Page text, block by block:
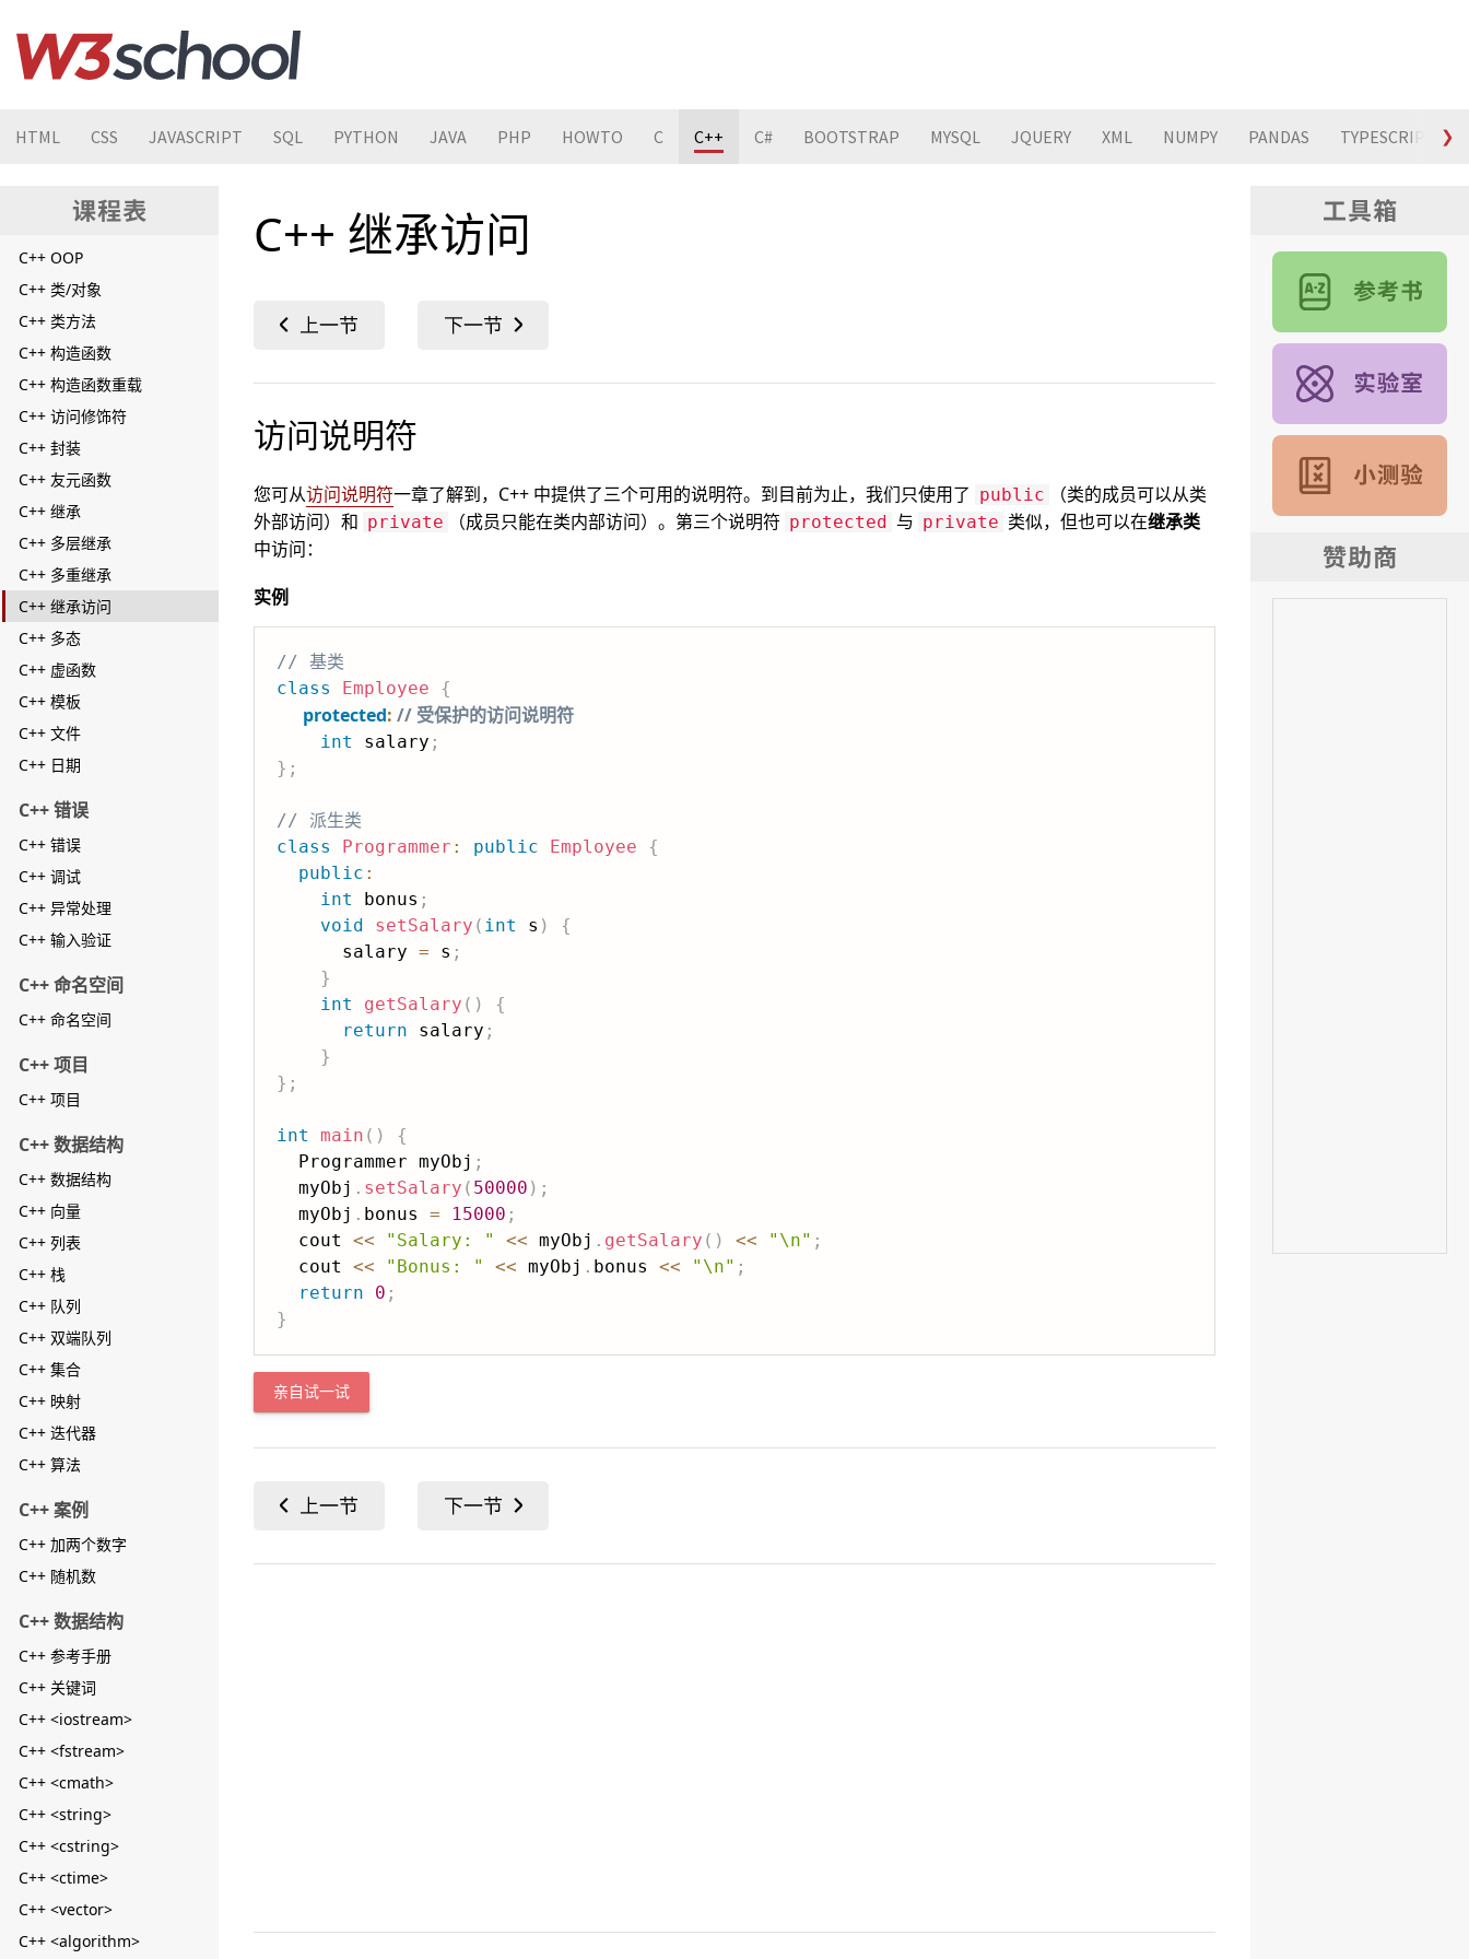
HTML CSS JAVASCRIPT SQL PYTHON JAVA PHP HOWTO C C++ C# BOOTSTRAP MYSQL JQUERY XML NUMPY PANDAS TYPESCRIPT ❯
C++ 函数实例
C++ 函数重载
C++ 递归
C++ OOP
C++ 类/对象
C++ 类方法
C++ 构造函数
C++ 构造函数重载
C++ 访问修饰符
C++ 封装
C++ 友元函数
C++ 继承
C++ 多层继承
C++ 多重继承
C++ 继承访问
C++ 多态
C++ 虚函数
C++ 模板
C++ 文件
C++ 日期
C++ 错误
C++ 错误
C++ 调试
C++ 异常处理
C++ 输入验证
C++ 命名空间
C++ 命名空间
C++ 项目
C++ 项目
C++ 数据结构
C++ 数据结构
C++ 向量
C++ 列表
C++ 栈
C++ 队列
C++ 双端队列
C++ 集合
C++ 映射
C++ 迭代器
C++ 算法
C++ 案例
C++ 加两个数字
C++ 随机数
C++ 数据结构
C++ 参考手册
C++ 关键词
C++ <iostream>
C++ <fstream>
C++ <cmath>
C++ <string>
C++ <cstring>
C++ <ctime>
C++ <vector>
C++ <algorithm>
C++ 继承访问
访问说明符
您可从访问说明符一章了解到，C++ 中提供了三个可用的说明符。到目前为止，我们只使用了 public
（类的成员可以从类
外部访问）和 private （成员只能在类内部访问）。第三个说明符 protected 与 private 类似，但也可以在继承类
中访问：
实例
// 基类
class
Employee {
protected: // 受保护的访问说明符
int salary ;
} ;
// 派生类
class
Programmer : public Employee
{
public :
int
bonus ;
void
setSalary ( int s )
{
      salary
= s ;
}
int
getSalary ( )
{
return salary ;
}
} ;
int main ( )
{
  Programmer myObj
;
  myObj
. setSalary ( 50000 ) ;
  myObj
. bonus = 15000 ;
  cout
<< "Salary: " << myObj . getSalary ( ) << "\n" ;
  cout
<< "Bonus: " << myObj . bonus << "\n" ;
return
0 ;
}
亲自试一试